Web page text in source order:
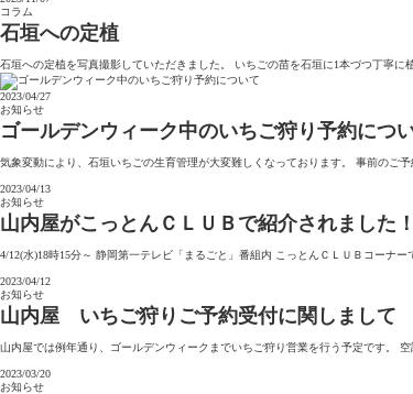
コラム
石垣への定植
石垣への定植を写真撮影していただきました。 いちごの苗を石垣に1本づつ丁寧に
2023/04/27
お知らせ
ゴールデンウィーク中のいちご狩り予約につ
気象変動により、石垣いちごの生育管理が大変難しくなっております。 事前
2023/04/13
お知らせ
山内屋がこっとんＣＬＵＢで紹介されました！
4/12(水)18時15分～ 静岡第一テレビ「まるごと」番組内 こっとんＣＬＵＢコーナ
2023/04/12
お知らせ
山内屋 いちご狩りご予約受付に関しまして
山内屋では例年通り、ゴールデンウィークまでいちご狩り営業を行う予定です。
2023/03/20
お知らせ